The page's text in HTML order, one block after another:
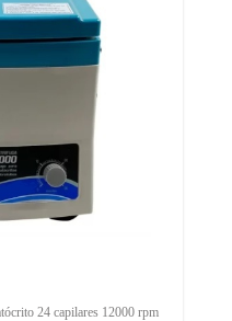
24 capilares 12000 rpm